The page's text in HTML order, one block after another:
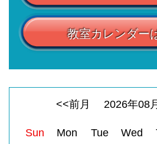
教室カレンダー
<<前月 2026年08月
Sun Mon Tue Wed